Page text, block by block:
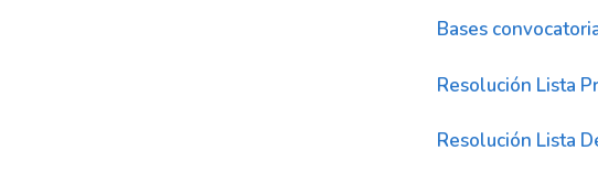
Bases
Resolución Lista
Resolución Lista